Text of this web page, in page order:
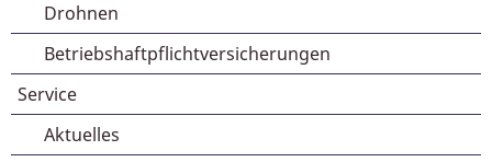
Drohnen
Betriebshaftpflichtversicherungen
Service
Aktuelles